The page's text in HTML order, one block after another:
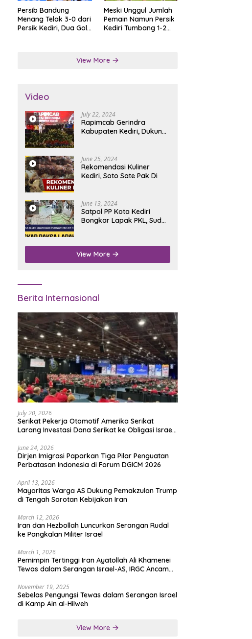
Persib Bandung
Menang Telak 3-0 dari
Persik Kediri, Dua Gol
Meski Unggul Jumlah
Pemain Namun Persik
Kediri Tumbang 1-2
View More
Video
July 22, 2024
Rapimcab Gerindra
Kabupaten Kediri, Dukung
June 25, 2024
Rekomendasi Kuliner
Kediri, Soto Sate Pak Di
June 13, 2024
Satpol PP Kota Kediri
Bongkar Lapak PKL, Sudah
View More
Berita Internasional
July 20, 2026
Serikat Pekerja Otomotif Amerika Serikat
Larang Investasi Dana Serikat ke Obligasi Israel,
June 24, 2026
Dirjen Imigrasi Paparkan Tiga Pilar Penguatan
Perbatasan Indonesia di Forum DGICM 2026
April 13, 2026
Mayoritas Warga AS Dukung Pemakzulan Trump
di Tengah Sorotan Kebijakan Iran
March 12, 2026
Iran dan Hezbollah Luncurkan Serangan Rudal
ke Pangkalan Militer Israel
March 1, 2026
Pemimpin Tertinggi Iran Ayatollah Ali Khamenei
Tewas dalam Serangan Israel-AS, IRGC Ancam
November 19, 2025
Sebelas Pengungsi Tewas dalam Serangan Israel
di Kamp Ain al-Hilweh
View More